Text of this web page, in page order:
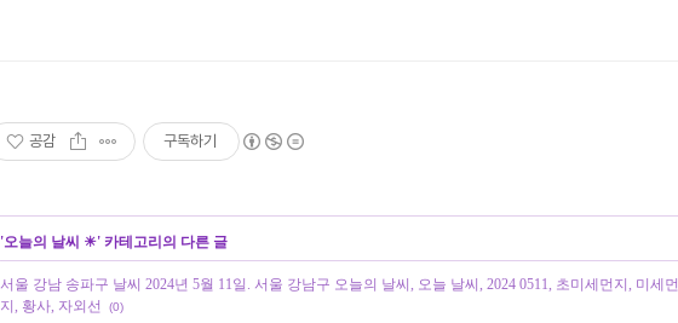
공감 구독하기
'오늘의 날씨 ☀' 카테고리의 다른 글
서울 강남 송파구 날씨 2024년 5월 11일. 서울 강남구 오늘의 날씨, 오늘 날씨, 2024 0511, 초미세먼지, 미세먼
지, 황사, 자외선
(0)